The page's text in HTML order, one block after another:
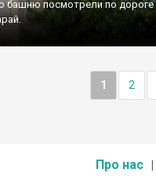
башню посмотрели по дороге
1 2
Про нас